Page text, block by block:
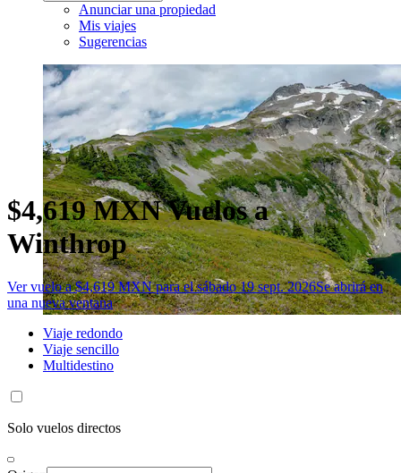
Anunciar una propiedad
Mis viajes
Sugerencias
$4,619 MXN Vuelos a
Winthrop
Ver vuelo a $4,619 MXN para el sábado 19 sept. 2026Se abrirá en
una nueva ventana
Viaje redondo
Viaje sencillo
Multidestino
Solo vuelos directos